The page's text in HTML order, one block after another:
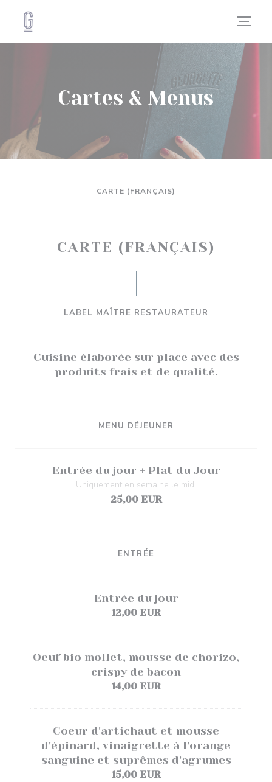
Cartes & Menus
CARTE (FRANÇAIS)
CARTE (FRANÇAIS)
LABEL MAÎTRE RESTAURATEUR
Cuisine élaborée sur place avec des
produits frais et de qualité.
MENU DÉJEUNER
Entrée du jour + Plat du Jour
Uniquement en semaine le midi
25,00 EUR
ENTRÉE
Entrée du jour
12,00 EUR
Oeuf bio mollet, mousse de chorizo,
crispy de bacon
14,00 EUR
Coeur d'artichaut et mousse
d'épinard, vinaigrette à l'orange
sanguine et suprêmes d'agrumes
15,00 EUR